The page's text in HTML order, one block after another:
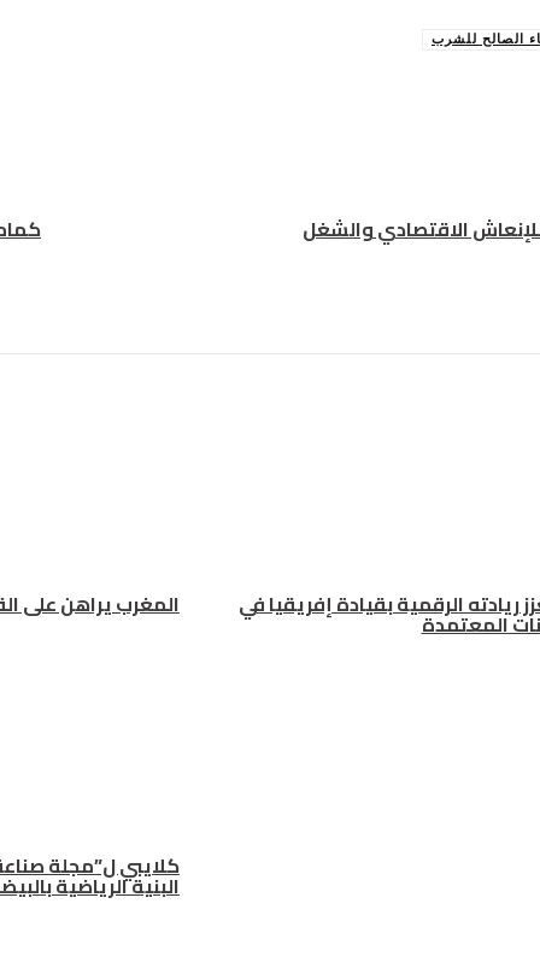
الصالح للشرب
كمامة الاقتصادي والشغل
ريادته الرقمية بقيادة إفريقيا في
المعتمدة
المغرب يراهن على
كلايبي ل”مجلة
البنية الرياضية